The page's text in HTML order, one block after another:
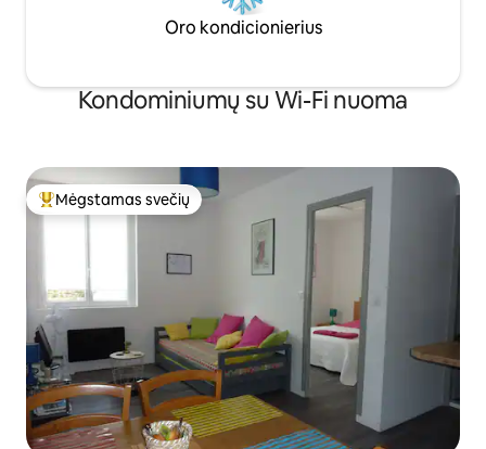
Oro kondicionierius
Kondominiumų su Wi-Fi nuoma
Svečių mėgstamiausias
Mėgstamas svečių